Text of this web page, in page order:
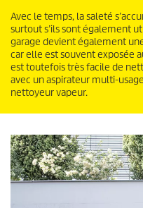
Avec le temps, la saleté
surtout s’ils sont également
garage devient également
car elle est souvent exposée
est toutefois très facile de
avec un aspirateur multi-
nettoyeur vapeur.